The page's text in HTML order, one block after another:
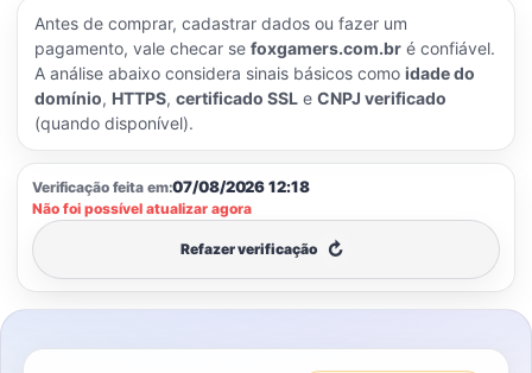
Antes de comprar, cadastrar dados ou fazer um
pagamento, vale checar se foxgamers.com.br é confiável.
A análise abaixo considera sinais básicos como idade do
domínio, HTTPS, certificado SSL e CNPJ verificado
(quando disponível).
Verificação feita em:07/08/2026 12:18
Não foi possível atualizar agora
Refazer verificação ↻